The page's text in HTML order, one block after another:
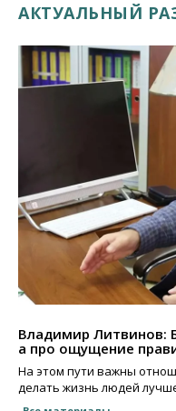
АКТУАЛЬНЫЙ
Владимир Литвинов:
а про ощущение
На этом пути важны
делать жизнь людей